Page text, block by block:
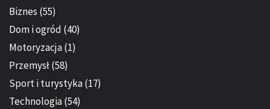
Biznes (55)
Dom i ogród (40)
Motoryzacja(1)
Przemysł(58)
Sport i turystyka(17)
Technologia(54)